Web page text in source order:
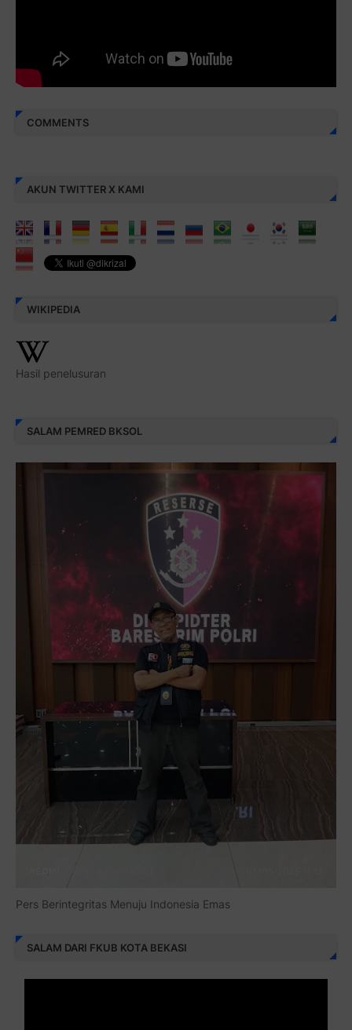
COMMENTS
AKUN TWITTER X KAMI
WIKIPEDIA
Hasil penelusuran
SALAM PEMRED BKSOL
Pers Berintegritas Menuju Indonesia Emas
SALAM DARI FKUB KOTA BEKASI